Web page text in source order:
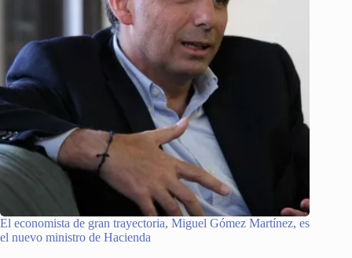
El economista de gran trayectoria, Miguel Gómez Martínez, es
el nuevo ministro de Hacienda